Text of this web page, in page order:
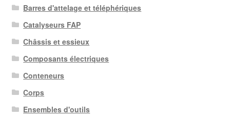
Barres d'attelage et téléphériques
Catalyseurs FAP
Châssis et essieux
Composants électriques
Conteneurs
Corps
Ensembles d'outils